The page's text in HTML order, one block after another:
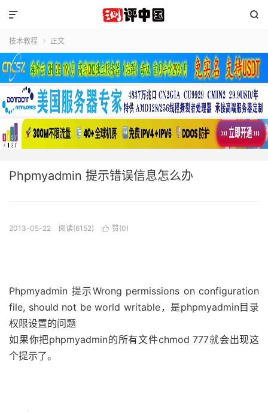


技术教程  正文
Phpmyadmin 提示错误信息怎么办
2013-05-22 阅读(6152)  赞(0)
Phpmyadmin 提示Wrong permissions on configuration
file, should not be world writable，是phpmyadmin目录
权限设置的问题
如果你把phpmyadmin的所有文件chmod 777就会出现这
个提示了。